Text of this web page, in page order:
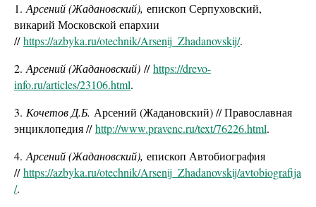
1.Арсений (Жадановский), епископ Серпуховский,
викарий Московской епархии
//https://azbyka.ru/otechnik/Arsenij_Zhadanovskij/.
2.Арсений (Жадановский) //https://drevo-
info.ru/articles/23106.html.
3. Кочетов Д.Б. Арсений (Жадановский) // Православная
энциклопедия //http://www.pravenc.ru/text/76226.html.
4.Арсений (Жадановский), епископ Автобиография
//https://azbyka.ru/otechnik/Arsenij_Zhadanovskij/avtobiografija
/.